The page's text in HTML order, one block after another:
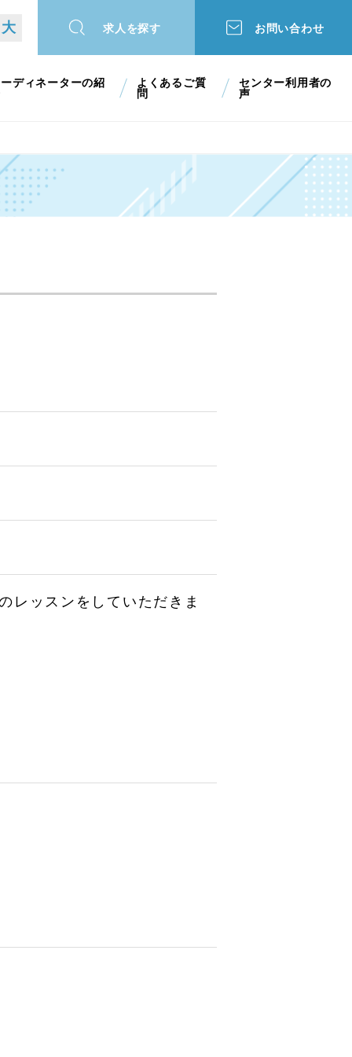
大
ディネーターの紹
よくあるご質
問
センター利用者の
声
求人を探す お問い合わせ
レッスンをしていただきま